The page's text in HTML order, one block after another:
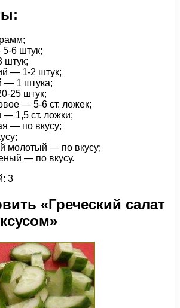
6 штук;
штук;
— 1-2 штук;
— 1 штука;
25 штук;
— 5-6 ст. ложек;
— 1,5 ст. ложки;
— по вкусу;
молотый — по вкусу;
— по вкусу.
3
«Греческий салат